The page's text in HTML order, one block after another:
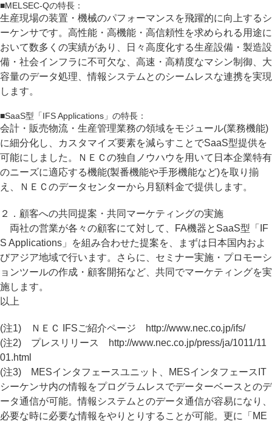
■MELSEC-Qの特長：
生産現場の装置・機械のパフォーマンスを飛躍的に向上するシ
ーケンサです。高性能・高機能・高信頼性を求められる用途に
おいて数多くの実績があり、日々高度化する生産設備・製造設
備・社会インフラに不可欠な、高速・高精度なマシン制御、大
容量のデータ処理、情報システムとのシームレスな連携を実現
します。
■SaaS型「IFS Applications」の特長：
会計・販売物流・生産管理業務の領域をモジュール(業務機能)
に細分化し、カスタマイズ要素を減らすことでSaaS型提供を
可能にしました。ＮＥＣの独自ノウハウを用いて日本企業特有
のニーズに適応する機能(製番機能や手形機能など)を取り揃
え、ＮＥＣのデータセンターから月額料金で提供します。
２．顧客への共同提案・共同マーケティングの実施
両社の営業が各々の顧客にて対して、FA機器とSaaS型「IF
S Applications」を組み合わせた提案を、まずは日本国内およ
びアジア地域で行います。さらに、セミナー実施・プロモーシ
ョンツールの作成・顧客開拓など、共同でマーケティングを実
施します。
以上
(注1) ＮＥＣ IFSご紹介ページ http://www.nec.co.jp/ifs/
(注2) プレスリリース http://www.nec.co.jp/press/ja/1011/11
01.html
(注3) MESインタフェースユニット、MESインタフェースIT
シーケンサ内の情報をプログラムレスでデーターベースとのデ
ータ通信が可能。情報システムとのデータ通信が容易になり、
必要な時に必要な情報をやりとりすることが可能。更に「ME